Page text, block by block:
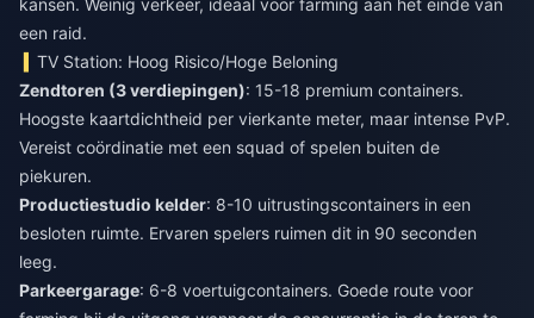
kansen. Weinig verkeer, ideaal voor farming aan het einde van
een raid.
TV Station: Hoog Risico/Hoge Beloning
Zendtoren (3 verdiepingen): 15-18 premium containers.
Hoogste kaartdichtheid per vierkante meter, maar intense PvP.
Vereist coördinatie met een squad of spelen buiten de
piekuren.
Productiestudio kelder: 8-10 uitrustingscontainers in een
besloten ruimte. Ervaren spelers ruimen dit in 90 seconden
leeg.
Parkeergarage: 6-8 voertuigcontainers. Goede route voor